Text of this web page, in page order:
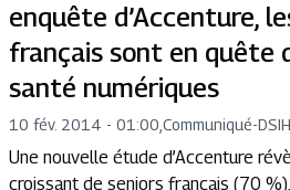
enquête d’Accenture,
français sont en quête
santé numériques
10 fév. 2014 - 01:00 Communiqué-DSIH
Une nouvelle étude d’Accenture
croissant de seniors français (70